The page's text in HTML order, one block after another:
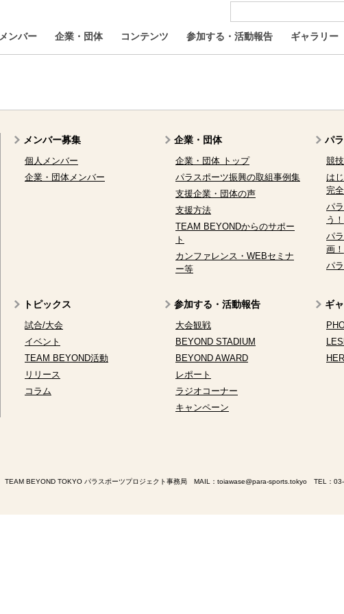
メンバー 企業・団体 コンテンツ 参加する・活動報告 ギャラリー
メンバー募集
個人メンバー
企業・団体メンバー
企業・団体
企業・団体 トップ
パラスポーツ振興の取組事例集
支援企業・団体の声
支援方法
TEAM BEYONDからのサポー
ト
カンファレンス・WEBセミナ
ー等
パ
競
は
完
パ
う！
パ
画！
パ
トピックス
試合/大会
イベント
TEAM BEYOND活動
リリース
コラム
参加する・活動報告
大会観戦
BEYOND STADIUM
BEYOND AWARD
レポート
ラジオコーナー
キャンペーン
ギ
TEAM BEYOND TOKYO パラスポーツプロジェクト事務局 MAIL： toiawase@para-sports.tokyo TEL：